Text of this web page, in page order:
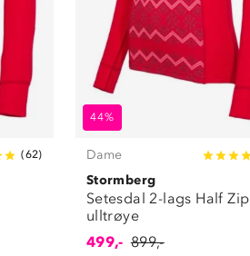
(62)
44%
Dame
Stormberg
Setesdal 2-lags Half Zip
ulltrøye
499,- 899,-